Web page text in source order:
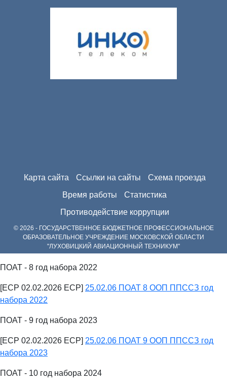
Карта сайта Ссылки на сайты
Схема проезда
Время работы
Статистика
Противодействие коррупции
© 2026 - ГОСУДАРСТВЕННОЕ БЮДЖЕТНОЕ ПРОФЕССИОНАЛЬНОЕ
ОБРАЗОВАТЕЛЬНОЕ УЧРЕЖДЕНИЕ МОСКОВСКОЙ ОБЛАСТИ
"ЛУХОВИЦКИЙ АВИАЦИОННЫЙ ТЕХНИКУМ"
ПОАТ - 8 год набора 2022
[ECP 02.02.2026 ECP] 25.02.06 ПОАТ 8 ООП ППССЗ год
набора 2022
ПОАТ - 9 год набора 2023
[ECP 02.02.2026 ECP] 25.02.06 ПОАТ 9 ООП ППССЗ год
набора 2023
ПОАТ - 10 год набора 2024